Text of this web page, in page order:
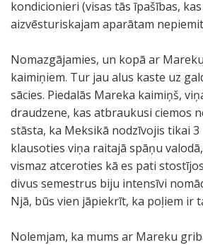
kondicionieri (visas tās īpašības,
aizvēsturiskajam aparātam
Nomazgājamies, un kopā ar
kaimiņiem. Tur jau alus kaste uz
sācies. Piedalās Mareka kaimiņš,
draudzene, kas atbraukusi ciemos
stāsta, ka Meksikā nodzīvojis tikai 3
klausoties viņa raitajā spāņu
vismaz atceroties kā es pati
divus semestrus biju intensīvi
Njā, būs vien jāpiekrīt, ka poļiem ir
Nolemjam, ka mums ar Mareku